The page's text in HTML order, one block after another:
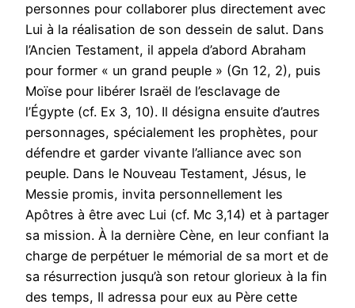
personnes pour collaborer plus directement avec
Lui à la réalisation de son dessein de salut. Dans
l’Ancien Testament, il appela d’abord Abraham
pour former « un grand peuple » (Gn 12, 2), puis
Moïse pour libérer Israël de l’esclavage de
l’Égypte (cf. Ex 3, 10). Il désigna ensuite d’autres
personnages, spécialement les prophètes, pour
défendre et garder vivante l’alliance avec son
peuple. Dans le Nouveau Testament, Jésus, le
Messie promis, invita personnellement les
Apôtres à être avec Lui (cf. Mc 3,14) et à partager
sa mission. À la dernière Cène, en leur confiant la
charge de perpétuer le mémorial de sa mort et de
sa résurrection jusqu’à son retour glorieux à la fin
des temps, Il adressa pour eux au Père cette